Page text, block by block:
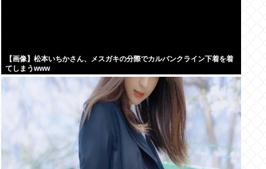
【画像】松本いちかさん、メスガキの分際でカルバンクライン下着を着
てしまうwww